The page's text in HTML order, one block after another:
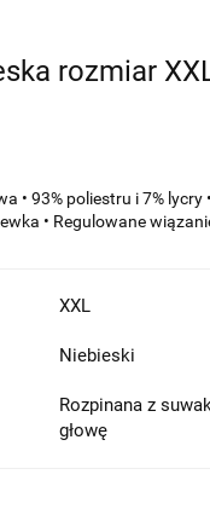
rozmiar
• 93% poliestru i 7% lycry
• Regulowane
XXL
Niebieski
Rozpinana z
głowę